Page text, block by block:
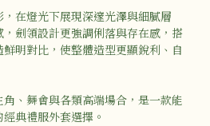
在燈光下展現深邃光澤與細膩層
劍領設計更強調俐落與存在感，搭
明對比，使整體造型更顯銳利、自
、舞會與各類高端場合，是一款能
典禮服外套選擇。